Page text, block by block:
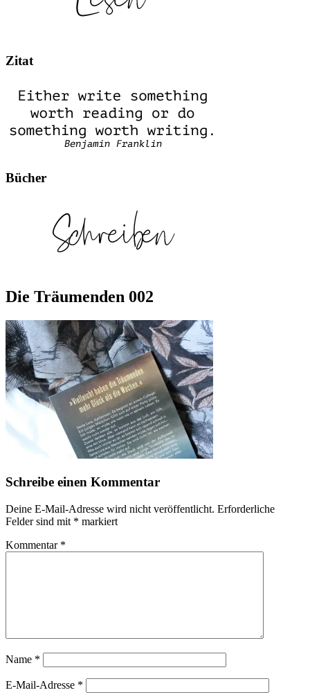
Zitat
Bücher
Die Träumenden 002
Schreibe einen Kommentar
Deine E-Mail-Adresse wird nicht veröffentlicht. Erforderliche
Felder sind mit * markiert
Kommentar *
Name *
E-Mail-Adresse *